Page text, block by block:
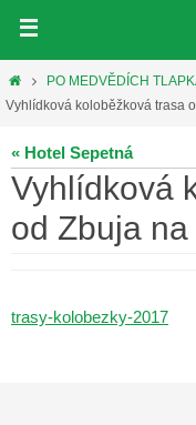
obsahHomePO MEDVĚDÍCH
Vyhlídková koloběžková trasa
« Hotel Sepetná
Vyhlídková
od Zbuja
trasy-kolobezky-2017